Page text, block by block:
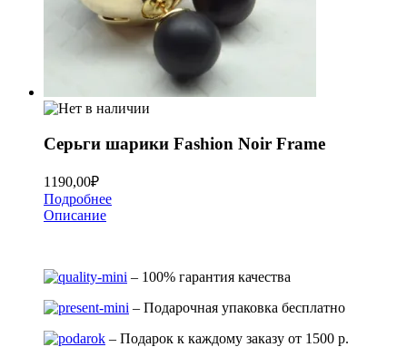
Серьги шарики Fashion Noir Frame
1190,00₽
Подробнее
Описание
– 100% гарантия качества
– Подарочная упаковка бесплатно
– Подарок к каждому заказу от 1500 р.